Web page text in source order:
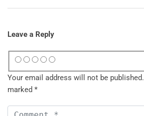
Leave a Reply
Your email address will not be published.
marked *